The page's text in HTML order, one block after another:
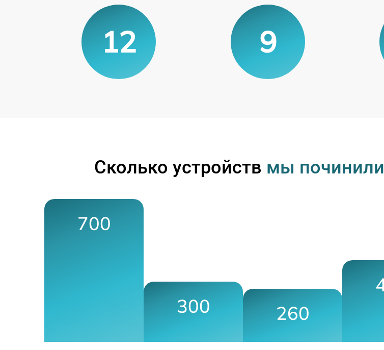
12 9
Сколько устройств мы починили
700
300 260